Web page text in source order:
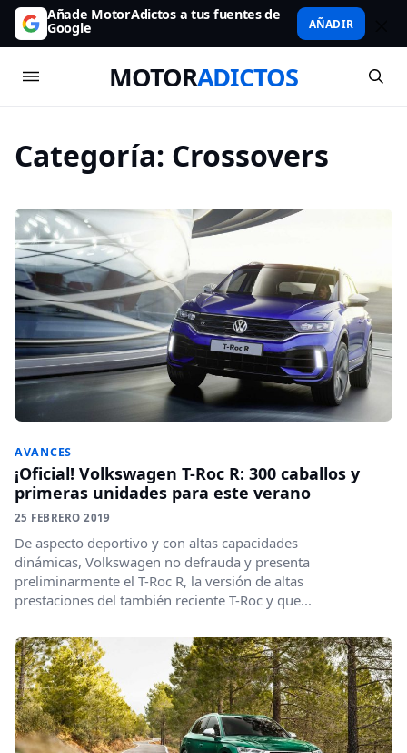
Añade MotorAdictos a tus fuentes de
Google AÑADIR
MOTORADICTOS
Categoría: Crossovers
AVANCES
¡Oficial! Volkswagen T-Roc R: 300 caballos y
primeras unidades para este verano
25 FEBRERO 2019
De aspecto deportivo y con altas capacidades
dinámicas, Volkswagen no defrauda y presenta
preliminarmente el T-Roc R, la versión de altas
prestaciones del también reciente T-Roc y que...